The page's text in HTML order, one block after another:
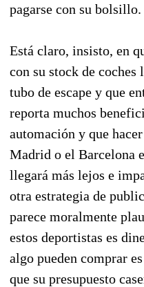
pagarse con su bolsillo.
Está claro, insisto, en
con su stock de
tubo de escape y que
reporta muchos
automación y que
Madrid o el Barcelona
llegará más lejos e
otra estrategia de
parece moralmente
estos deportistas es
algo pueden comprar
que su presupuesto